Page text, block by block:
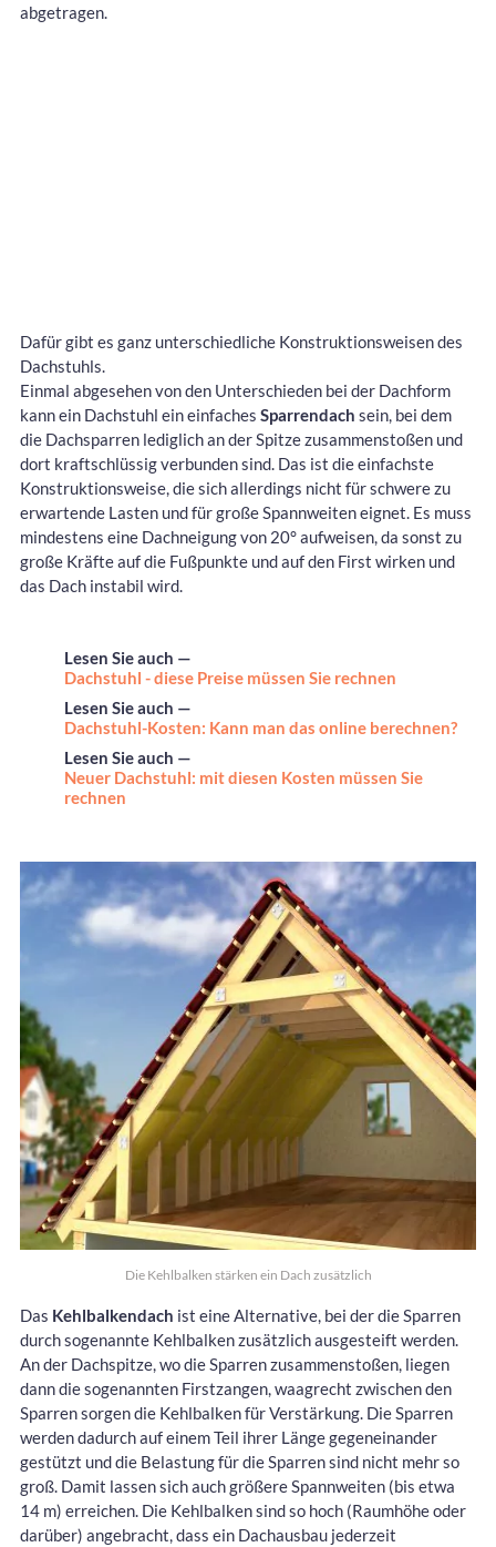
abgetragen.
Dafür gibt es ganz unterschiedliche Konstruktionsweisen des
Dachstuhls.
Einmal abgesehen von den Unterschieden bei der Dachform
kann ein Dachstuhl ein einfaches Sparrendach sein, bei dem
die Dachsparren lediglich an der Spitze zusammenstoßen und
dort kraftschlüssig verbunden sind. Das ist die einfachste
Konstruktionsweise, die sich allerdings nicht für schwere zu
erwartende Lasten und für große Spannweiten eignet. Es muss
mindestens eine Dachneigung von 20° aufweisen, da sonst zu
große Kräfte auf die Fußpunkte und auf den First wirken und
das Dach instabil wird.
Lesen Sie auch —
Dachstuhl - diese Preise müssen Sie rechnen
Lesen Sie auch —
Dachstuhl-Kosten: Kann man das online berechnen?
Lesen Sie auch —
Neuer Dachstuhl: mit diesen Kosten müssen Sie
rechnen
Die Kehlbalken stärken ein Dach zusätzlich
Das Kehlbalkendach ist eine Alternative, bei der die Sparren
durch sogenannte Kehlbalken zusätzlich ausgesteift werden.
An der Dachspitze, wo die Sparren zusammenstoßen, liegen
dann die sogenannten Firstzangen, waagrecht zwischen den
Sparren sorgen die Kehlbalken für Verstärkung. Die Sparren
werden dadurch auf einem Teil ihrer Länge gegeneinander
gestützt und die Belastung für die Sparren sind nicht mehr so
groß. Damit lassen sich auch größere Spannweiten (bis etwa
14 m) erreichen. Die Kehlbalken sind so hoch (Raumhöhe oder
darüber) angebracht, dass ein Dachausbau jederzeit